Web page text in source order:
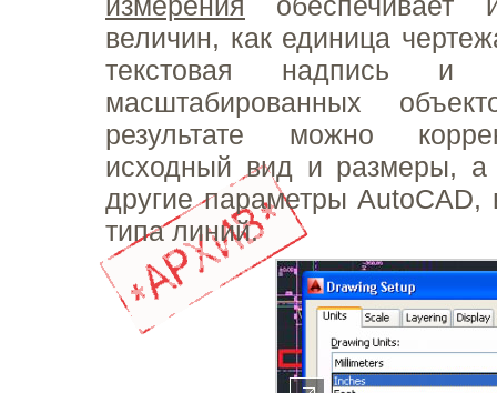
величин, как единица
текстовая надпись и
масштабированных
результате можно
исходный вид и размеры, а
другие параметры
типа линий.